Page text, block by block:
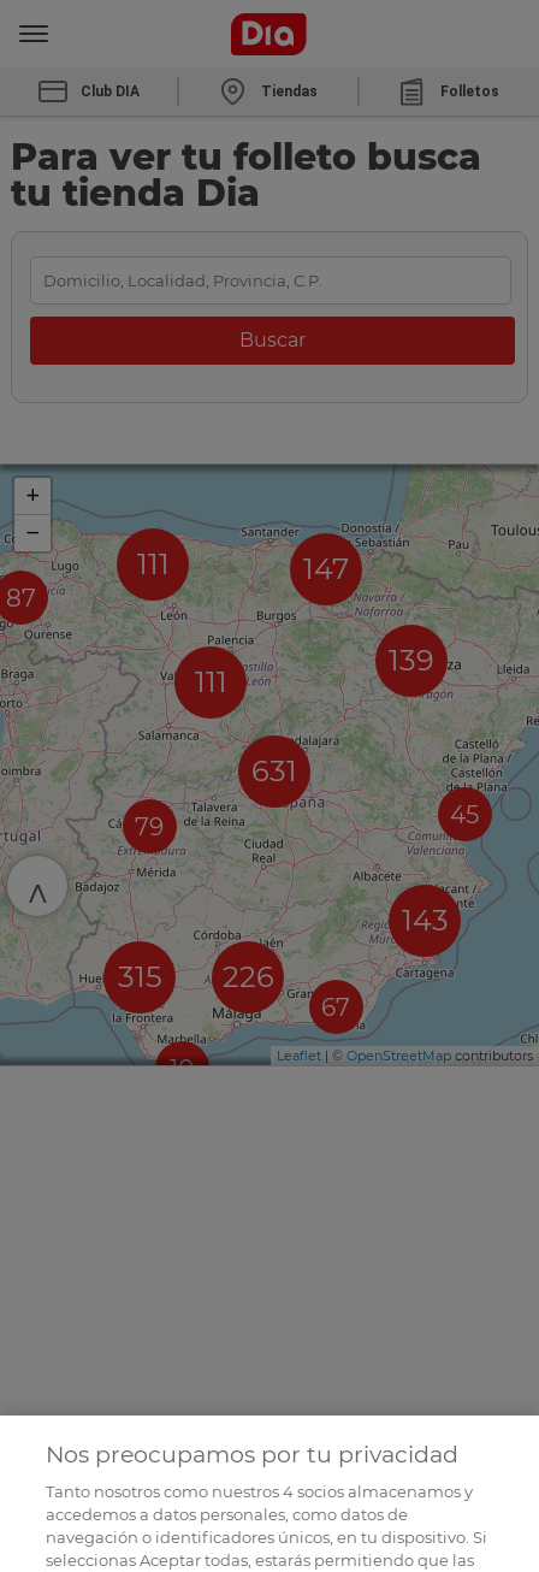
Club DIA Tiendas Folletos
Para ver tu folleto busca
tu tienda Dia
87
111 147
111
79
631
10
226
315
139
67
45
143
+
−
Leaflet | © OpenStreetMap contributors
^
Nos preocupamos por tu privacidad
Tanto nosotros como nuestros4socios almacenamos y
accedemos a datos personales, como datos de
navegación o identificadores únicos, en tu dispositivo. Si
seleccionas Aceptar todas, estarás permitiendo que las